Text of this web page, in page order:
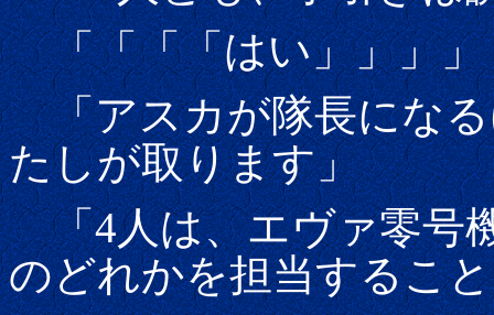
「「「「はい」」」
「アスカが隊長になる
たしが取ります」
「4人は、エヴァ零号
のどれかを担当するこ